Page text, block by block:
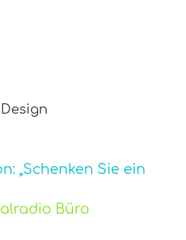
„Schenken Sie ein
Büro